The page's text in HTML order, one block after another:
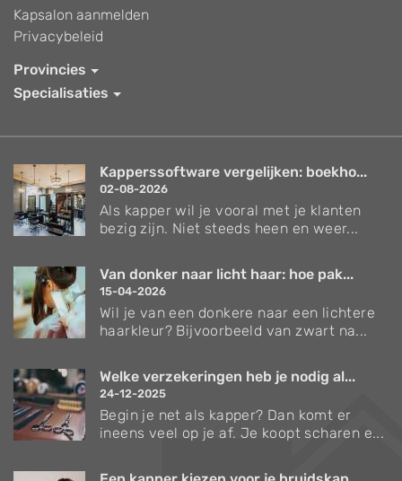
Kapsalon aanmelden
Privacybeleid
Provincies
Specialisaties
Kapperssoftware vergelijken: boekho...
02-08-2026
Als kapper wil je vooral met je klanten
bezig zijn. Niet steeds heen en weer...
Van donker naar licht haar: hoe pak...
15-04-2026
Wil je van een donkere naar een lichtere
haarkleur? Bijvoorbeeld van zwart na...
Welke verzekeringen heb je nodig al...
24-12-2025
Begin je net als kapper? Dan komt er
ineens veel op je af. Je koopt scharen e...